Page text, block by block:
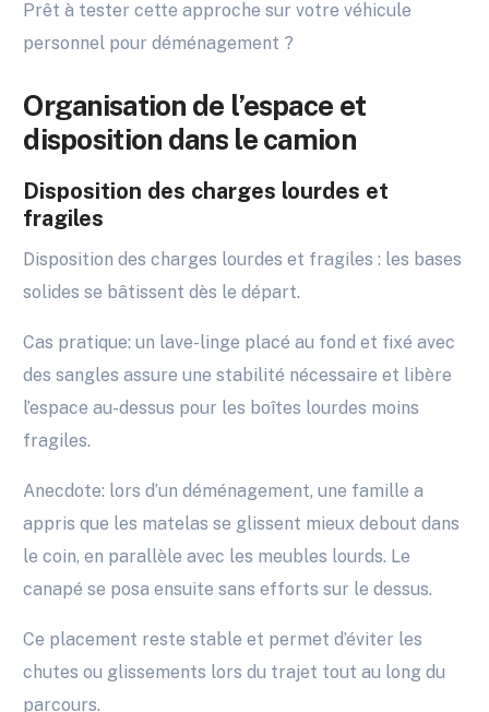
Prêt à tester cette approche sur votre véhicule
personnel pour déménagement ?
Organisation de l’espace et
disposition dans le camion
Disposition des charges lourdes et
fragiles
Disposition des charges lourdes et fragiles : les bases
solides se bâtissent dès le départ.
Cas pratique: un lave-linge placé au fond et fixé avec
des sangles assure une stabilité nécessaire et libère
l’espace au-dessus pour les boîtes lourdes moins
fragiles.
Anecdote: lors d’un déménagement, une famille a
appris que les matelas se glissent mieux debout dans
le coin, en parallèle avec les meubles lourds. Le
canapé se posa ensuite sans efforts sur le dessus.
Ce placement reste stable et permet d’éviter les
chutes ou glissements lors du trajet tout au long du
parcours.